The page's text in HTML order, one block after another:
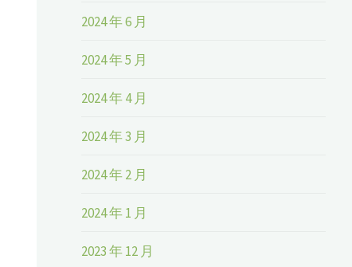
2024 年 6 月
2024 年 5 月
2024 年 4 月
2024 年 3 月
2024 年 2 月
2024 年 1 月
2023 年 12 月